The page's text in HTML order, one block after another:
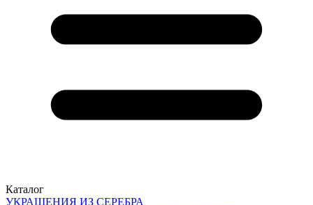
Каталог
УКРАШЕНИЯ ИЗ СЕРЕБРА